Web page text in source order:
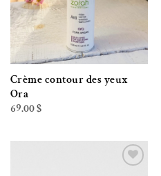
Crème contour des yeux
Ora
69.00$